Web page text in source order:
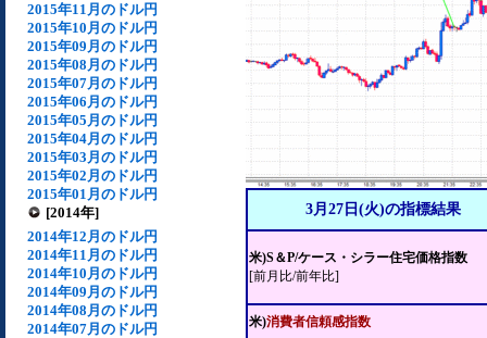
2015年11月のドル円
2015年10月のドル円
2015年09月のドル円
2015年08月のドル円
2015年07月のドル円
2015年06月のドル円
2015年05月のドル円
2015年04月のドル円
2015年03月のドル円
2015年02月のドル円
2015年01月のドル円
[2014年]
2014年12月のドル円
2014年11月のドル円
2014年10月のドル円
2014年09月のドル円
2014年08月のドル円
2014年07月のドル円
3月27日(火)の指標結果
米)S＆P/ケース・シラー住宅価格指数
[前月比/前年比]
米)消費者信頼感指数